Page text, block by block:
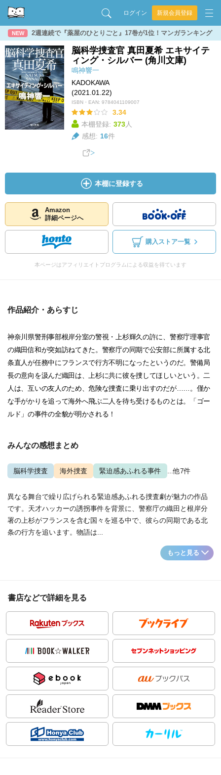
ログイン 新規会員登録
NEW 2週連続で『薬屋のひとりごと』17巻が1位！マンガランキング
脳科学捜査官 真田夏希 エキサイテ
ィング・シルバー (角川文庫)
鳴神響一
KADOKAWA
(2021.01.22)
ISBN・EAN: 9784041109007
3.34
本棚登録: 373人
感想: 16件
本棚に登録する
Amazon
詳細ページへ
購入ストア一覧
本ページはアフィリエイトプログラムによる収益を得ています
作品紹介・あらすじ
神奈川県警刑事部根岸分室の警視・上杉輝久の許に、警察庁理事官
の織田信和が突如訪ねてきた。警察庁の同期で公安部に所属する北
条直人が任務中にフランスで行方不明になったというのだ。警備局
長の意向を汲んだ織田は、上杉に共に彼を捜してほしいという。二
人は、互いの友人のため、危険な捜査に乗り出すのだが……。僅か
な手がかりを追って海外へ飛ぶ二人を待ち受けるものとは。「ゴー
ルド」の事件の全貌が明かされる！
みんなの感想まとめ
脳科学捜査 海外捜査 緊迫感あふれる事件 ...他7件
異なる舞台で繰り広げられる緊迫感あふれる捜査劇が魅力の作品
です。天才ハッカーの誘拐事件を背景に、警察庁の織田と根岸分
署の上杉がフランスを含む国々を巡る中で、彼らの同期である北
条の行方を追います。物語は...
もっと見る
書店などで詳細を見る